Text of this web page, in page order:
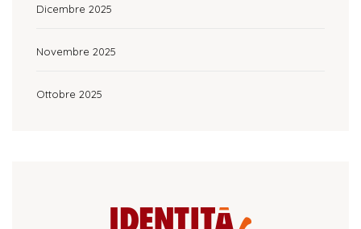
Dicembre 2025
Novembre 2025
Ottobre 2025